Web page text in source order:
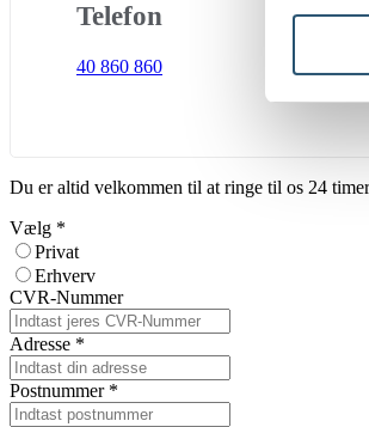
Telefon
40 860 860
Du er altid velkommen til at ringe til os 24
Vælg *
Privat
Erhverv
CVR-Nummer
Adresse *
Postnummer *